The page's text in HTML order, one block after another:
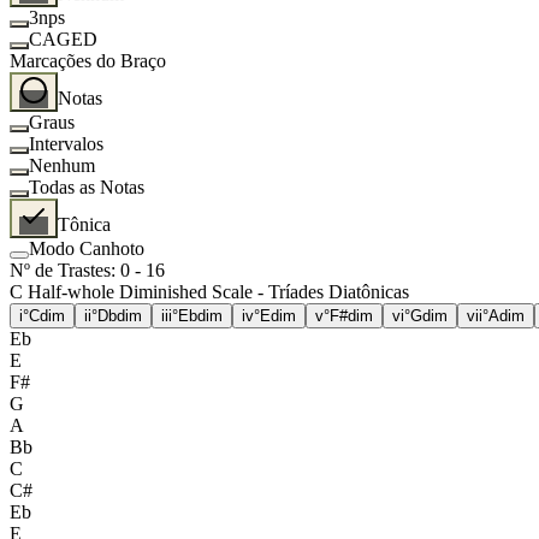
3nps
CAGED
Marcações do Braço
Notas
Graus
Intervalos
Nenhum
Todas as Notas
Tônica
Modo Canhoto
Nº de Trastes: 0 - 16
C Half-whole Diminished Scale - Tríades Diatônicas
i°Cdim ii°Dbdim iii°Ebdim iv°Edim v°F#dim vi°Gdim vii°Adim
Eb
E
F#
G
A
Bb
C
C#
Eb
E